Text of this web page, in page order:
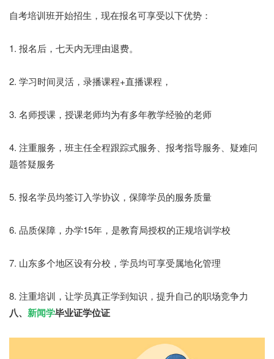
自考培训班开始招生，现在报名可享受以下优势：
1. 报名后，七天内无理由退费。
2. 学习时间灵活，录播课程+直播课程，
3. 名师授课，授课老师均为有多年教学经验的老师
4. 注重服务，班主任全程跟踪式服务、报考指导服务、疑难问
题答疑服务
5. 报名学员均签订入学协议，保障学员的服务质量
6. 品质保障，办学15年，是教育局授权的正规培训学校
7. 山东多个地区设有分校，学员均可享受属地化管理
8. 注重培训，让学员真正学到知识，提升自己的职场竞争力
八、 新闻学毕业证学位证